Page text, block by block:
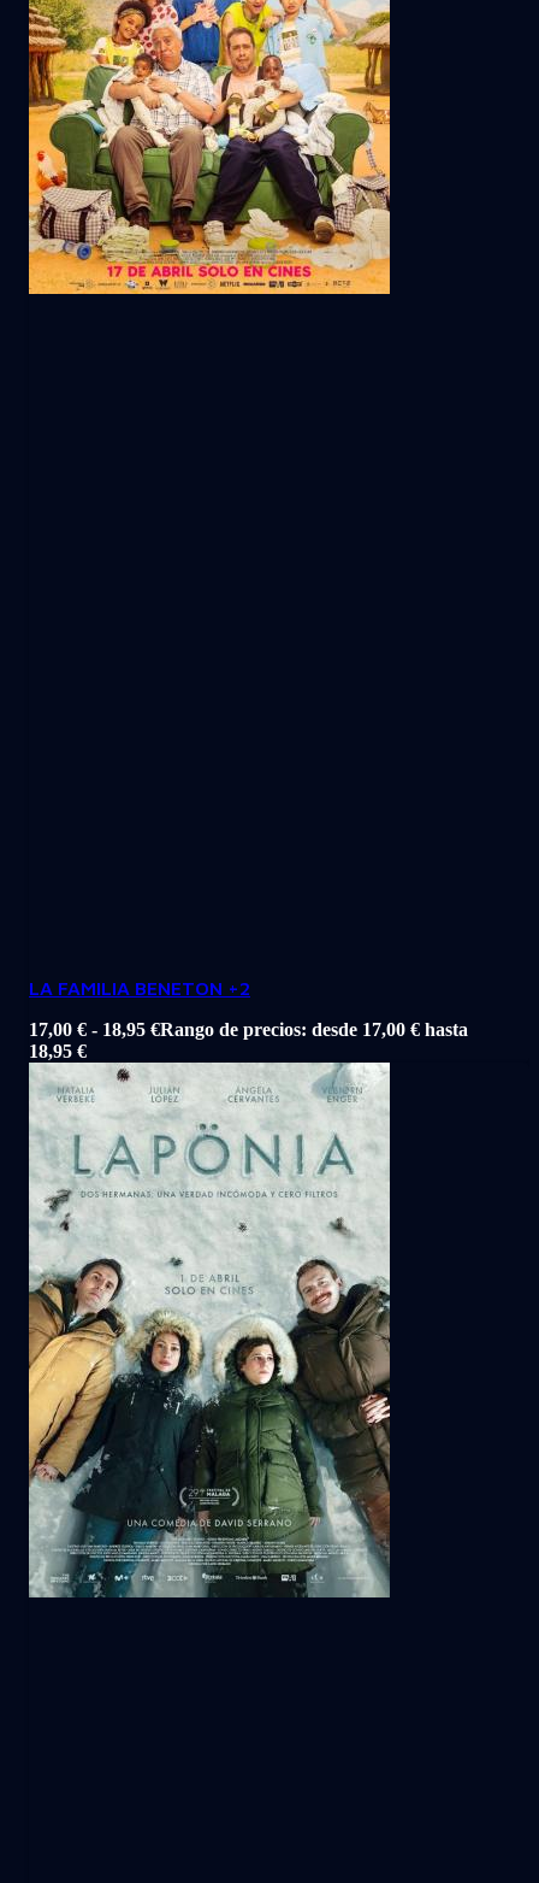
LA FAMILIA BENETON +2
17,00 € - 18,95 €Rango de precios: desde 17,00 € hasta
18,95 €